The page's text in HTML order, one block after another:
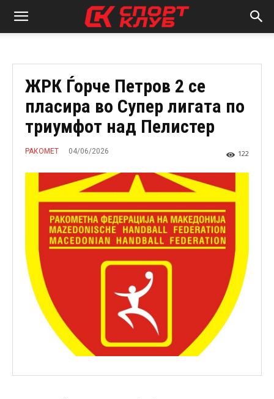
ЖРК Ѓорче Петров 2 се
пласира во Супер лигата по
триумфот над Пелистер
РАКОМЕТ 04/06/2026 122